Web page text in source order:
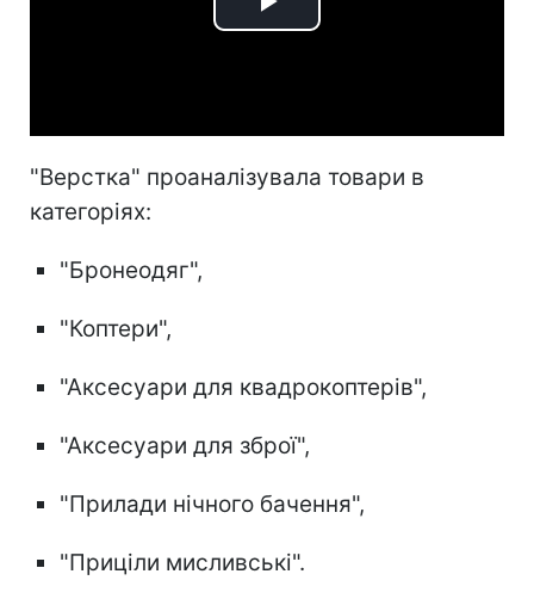
Play
"Верстка" проаналізувала товари в
категоріях:
"Бронеодяг",
"Коптери",
"Аксесуари для квадрокоптерів",
"Аксесуари для зброї",
"Прилади нічного бачення",
"Приціли мисливські".